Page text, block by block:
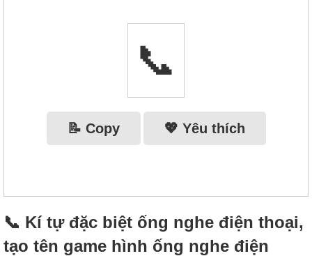
📞
📝 Copy 💖 Yêu thích
📞 Kí tự đặc biệt ống nghe điện thoại,
tạo tên game hình ống nghe điện